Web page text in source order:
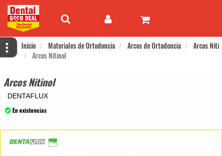
Inicio Materiales de Ortodoncia Arcos de Ortodoncia
Arcos Niti
Arcos Nitinol
Arcos Nitinol
DENTAFLUX
En existencias